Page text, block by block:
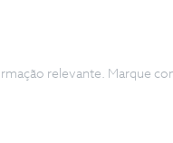
relevante. Marque